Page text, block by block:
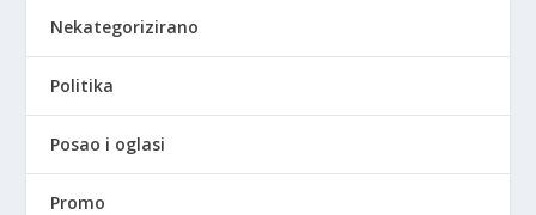
Nekategorizirano
Politika
Posao i oglasi
Promo